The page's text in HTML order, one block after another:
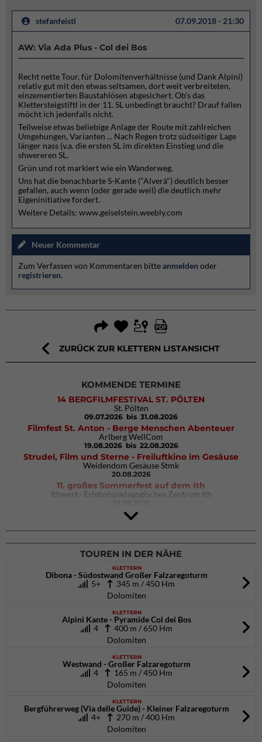
stefanfeistl 07.09.2018 - 21:30
AW: Via Ada Plus - Col dei Bos
Recht nette Tour, für Dolomitenverhältnisse (und Dank Alpini)
relativ gut mit den etwas seltsamen, dort weit verbreiteten,
einzementierten Baustahlösen abgesichert. Ob's das
Klettersteigstiftl in der 11. SL unbedingt braucht? Drauf fallen
möcht ich jedenfalls nicht.
Teilweise etwas beliebige Anlage der Route mit zahlreichen
Umgehungen, Varianten ... Nach Regen trotz südseitiger Lage
länger nass (v.a. die ersten SL im direkten Einstieg und die
shwereren SL.
Grün und rot markiert wie ein Wanderweg.
Uns hat die benachbarte S-Kante ("Alverà") deutlich besser
gefallen, auch wenn (oder gerade weil) die deutlich mehr
Eigeninitiative fordert.
Weitere Details: www.geiselstein.weebly.com
Neuer Kommentar
Zum Verfassen von Kommentaren bitteanmelden oder
registrieren.
ZURÜCK ZUR KLETTERN LISTANSICHT
KOMMENDE TERMINE
14 BERGFILMFESTIVAL ST. PÖLTEN
St. Pölten
09.07.2026 bis 31.08.2026
Filmfest St. Anton - Berge Menschen Abenteuer
Arlberg WellCom
19.08.2026 bis 22.08.2026
Strudel, Film und Sterne - Freiluftkino im Gesäuse
Weidendom Gesäuse Stmk
20.08.2026
11. großes Sommerfest auf dem Ith
Ithwerk- Erlebnispädagogisches Zentrum Ith
Rock Master Arco
Arco (IT)
02.10.2026bis 04.10.2026
TOUREN IN DER NÄHE
KLETTERN
Dibona - Südostwand Großer Falzaregoturm
5+
345 m / 450 Hm
Dolomiten
KLETTERN
Alpini Kante - Pyramide Col dei Bos
4
400 m / 650 Hm
Dolomiten
KLETTERN
Westwand - Großer Falzaregoturm
4
165 m / 450 Hm
Dolomiten
KLETTERN
Bergführerweg (Via delle Guide) - Kleiner Falzaregoturm
4+
270 m / 400 Hm
Dolomiten